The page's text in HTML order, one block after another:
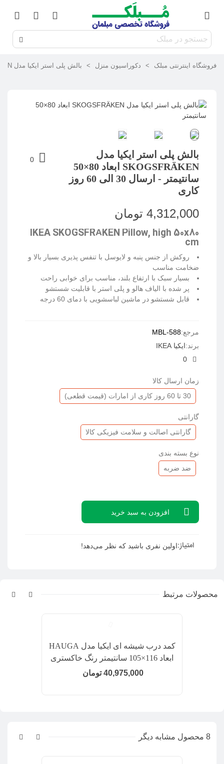
فروشگاه اینترنتی مبلک > دکوراسیون منزل > بالش پلی استر ایکیا مدل SKOGSFRÄKEN ابعاد 80×50 سانتیمتر
بالش پلی استر ایکیا مدل
SKOGSFRÄKEN ابعاد 80×50
سانتیمتر - ارسال 30 الی 60 روز
کاری
0
4,312,000 تومان
IKEA SKOGSFRÄKEN Pillow, high 50x80
cm
روکش از جنس پنبه و لایوسل با تنفس پذیری بسیار بالا و
ضخامت مناسب
بسیار سبک با ارتفاع بلند، مناسب برای خوابی راحت
پر شده با الیاف هالو و پلی استر با قابلیت شستشو
قابل شستشو در ماشین لباسشویی با دمای 60 درجه
مرجع:MBL-588
برند:ایکیا IKEA
0
زمان ارسال کالا
30 تا 60 روز کاری از امارات (قیمت قطعی)
گارانتی
گارانتی اصالت و سلامت فیزیکی کالا
نوع بسته بندی
ضد ضربه
افزودن به سبد خرید
امتیاز:اولین نفری باشید که نظر می‌دهد!
محصولات مرتبط
کمد درب شیشه ای ایکیا مدل HAUGA
ابعاد 116×105 سانتیمتر رنگ خاکستری
40,975,000 تومان
8 محصول مشابه دیگر